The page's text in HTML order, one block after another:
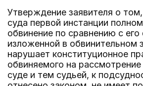
Утверждение заявителя о
суда первой инстанции
обвинение по сравнению с
изложенной в обвинительном
нарушает конституционное
обвиняемого на
суде и тем судьей, к